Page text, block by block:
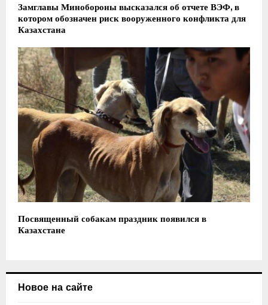
Замглавы Минобороны высказался об отчете ВЭФ, в
котором обозначен риск вооруженного конфликта для
Казахстана
Посвященный собакам праздник появился в
Казахстане
Новое на сайте